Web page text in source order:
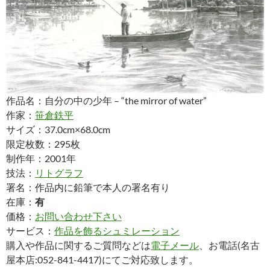
作品名：自分の中の少年 – “the mirror of water”
作家： 笹倉鉄平
サイズ：37.0cm×68.0cm
限定枚数：295枚
制作年：2001年
技法： リトグラフ
署名：作品内に鉛筆で本人の署名有り
在庫： 有
価格： お問い合わせ下さい
サービス： 作品を飾るシュミレーション
購入や作品に関するご質問などは電子メール 、お電話(名古
屋本店:052-841-4417)にてご対応致します。